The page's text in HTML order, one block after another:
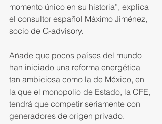
momento único en su historia”, explica
el consultor español Máximo Jiménez,
socio de G-advisory.
Añade que pocos países del mundo
han iniciado una reforma energética
tan ambiciosa como la de México, en
la que el monopolio de Estado, la CFE,
tendrá que com­petir seriamente con
generadores de origen privado.